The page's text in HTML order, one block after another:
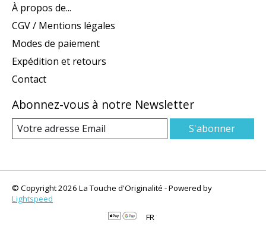
À propos de...
CGV / Mentions légales
Modes de paiement
Expédition et retours
Contact
Abonnez-vous à notre Newsletter
S'abonner
© Copyright 2026 La Touche d'Originalité - Powered by
Lightspeed
FR